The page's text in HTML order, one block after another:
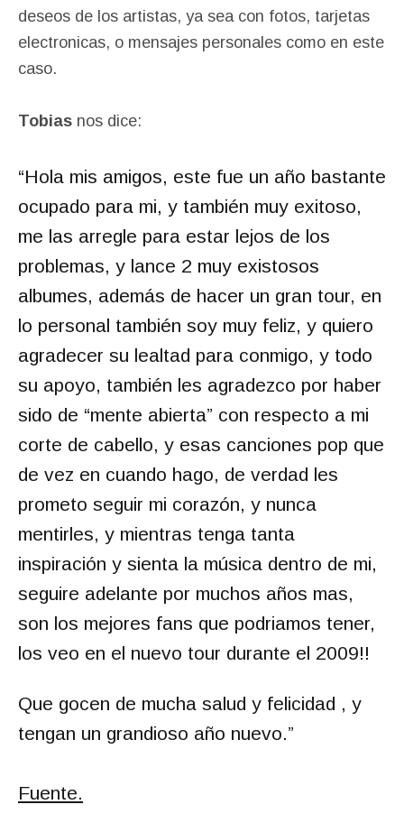
deseos de los artistas, ya sea con fotos, tarjetas
electronicas, o mensajes personales como en este
caso.
Tobias nos dice:
“Hola mis amigos, este fue un año bastante
ocupado para mi, y también muy exitoso,
me las arregle para estar lejos de los
problemas, y lance 2 muy existosos
albumes, además de hacer un gran tour, en
lo personal también soy muy feliz, y quiero
agradecer su lealtad para conmigo, y todo
su apoyo, también les agradezco por haber
sido de “mente abierta” con respecto a mi
corte de cabello, y esas canciones pop que
de vez en cuando hago, de verdad les
prometo seguir mi corazón, y nunca
mentirles, y mientras tenga tanta
inspiración y sienta la música dentro de mi,
seguire adelante por muchos años mas,
son los mejores fans que podriamos tener,
los veo en el nuevo tour durante el 2009!!
Que gocen de mucha salud y felicidad , y
tengan un grandioso año nuevo.”
Fuente.